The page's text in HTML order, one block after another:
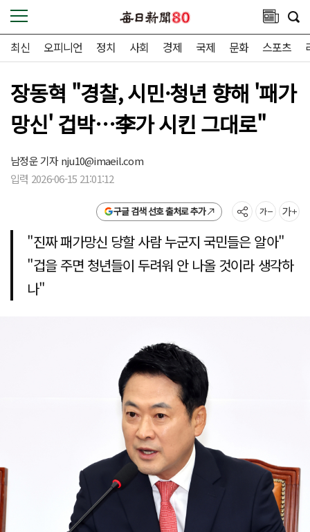
최신 오피니언 정치 사회 경제 국제 문화 스포츠
장동혁 "경찰, 시민·청년 향해 '패가
망신' 겁박…李가 시킨 그대로"
남정운 기자nju10@imaeil.com
입력 2026-06-15 21:01:12
구글 검색 선호 출처로 추가
"진짜 패가망신 당할 사람 누군지 국민들은 알아"
"겁을 주면 청년들이 두려워 안 나올 것이라 생각하
나"